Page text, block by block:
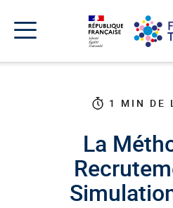
menu
contenu
pied
Menu
1 MIN DE
La